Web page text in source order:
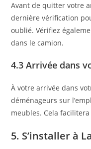
Avant de quitter votre
dernière vérification
oublié. Vérifiez
dans le camion.
4.3 Arrivée dans
À votre arrivée dans
déménageurs sur
meubles. Cela
5. S’installer à